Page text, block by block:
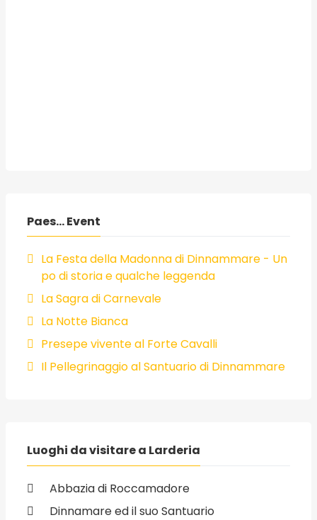
Paes... Event
La Festa della Madonna di Dinnammare - Un
po di storia e qualche leggenda
La Sagra di Carnevale
La Notte Bianca
Presepe vivente al Forte Cavalli
Il Pellegrinaggio al Santuario di Dinnammare
Luoghi da visitare a Larderia
Abbazia di Roccamadore
Dinnamare ed il suo Santuario